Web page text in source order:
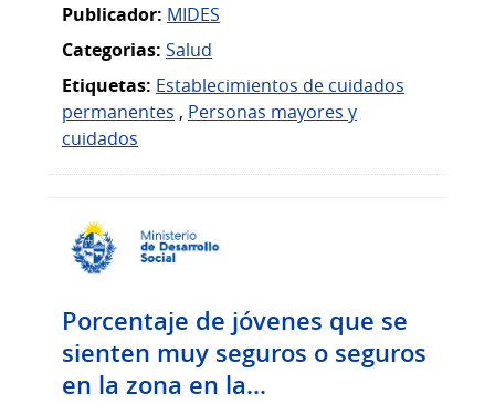
Publicador: MIDES
Categorias: Salud
Etiquetas: Establecimientos de cuidados
permanentes , Personas mayores y
cuidados
Porcentaje de jóvenes que se
sienten muy seguros o seguros
en la zona en la...